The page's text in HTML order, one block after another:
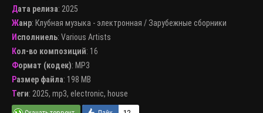
Дата релиза: 2025
Жанр: Клубная музыка - электронная / Зарубежные сборники
Исполниель: Various Artists
Кол-во композиций: 16
Формат (кодек): MP3
Размер файла: 198 MB
Теги: 2025, mp3, electronic, house